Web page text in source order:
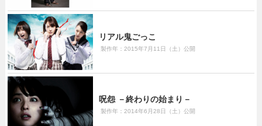
リアル鬼ごっこ
製作年：2015年7月11日（土）公開
呪怨 －終わりの始まり－
製作年：2014年6月28日（土）公開